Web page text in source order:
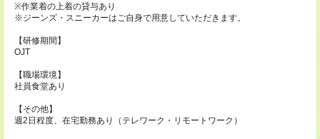
※作業着の上着の貸与あり
※ジーンズ・スニーカーはご自身で用意していただきます。
【研修期間】
OJT
【職場環境】
社員食堂あり
【その他】
週2日程度、在宅勤務あり（テレワーク・リモートワーク）